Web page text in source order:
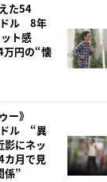
た54
ドル 8年
ト感
円の“懐
ー》
ドル “異
影にネッ
カ月で見
係”